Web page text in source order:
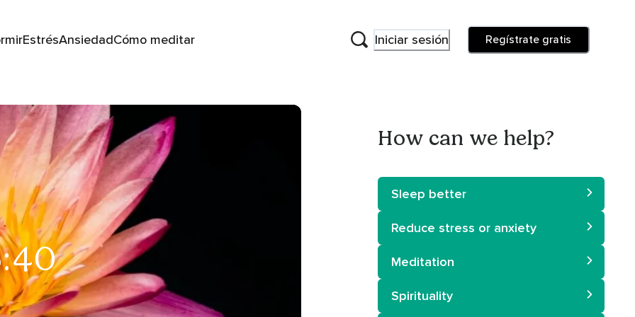
EstrésAnsiedadCómo meditar Iniciar sesión Regístrate gratis
How can we help?
Sleep better
Reduce stress or anxiety
Meditation
Spirituality